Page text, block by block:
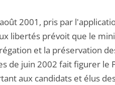
2001, pris par
libertés prévoit que le
et la préservation
de juin 2002 fait figurer le
aux candidats et élus